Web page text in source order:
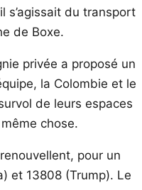
s’agissait du transport
de Boxe.
privée a proposé un
la Colombie et le
de leurs espaces
chose.
pour un
et 13808 (Trump). Le